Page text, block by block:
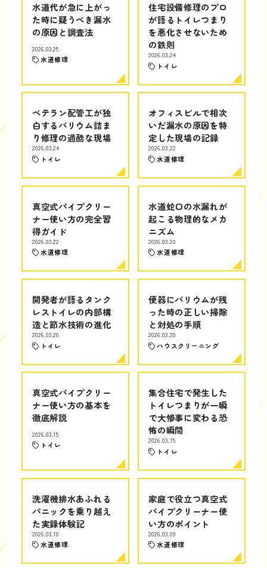
水道代が急に上がっ
た時に疑うべき漏水
の原因と調査法
2026.03.25
水道修理
住宅設備修理のプロ
が語るトイレつまり
を悪化させないため
の鉄則
2026.03.24
トイレ
ベテラン配管工が独
白するバリウム詰ま
り修理の過酷な現場
2026.03.24
トイレ
オフィスビルで相次
いだ漏水の原因を特
定した現場の記録
2026.03.22
水道修理
真空式パイプクリー
ナー使い方の完全習
得ガイド
2026.03.22
水道修理
水道蛇口の水漏れが
起こる物理的なメカ
ニズム
2026.03.20
水道修理
開発者が語るタンク
レストイレの内部構
造と節水技術の進化
2026.03.20
トイレ
便器にバリウムが残
った時の正しい掃除
と対処の手順
2026.03.20
ハウスクリーニング
真空式パイプクリー
ナー使い方の基本を
徹底解説
2026.03.15
トイレ
集合住宅で発生した
トイレつまりが一瞬
で大惨事に変わる恐
怖の瞬間
2026.03.15
トイレ
洗濯機排水あふれる
パニックを乗り越え
た実録体験記
2026.03.10
水道修理
家庭で役立つ真空式
パイプクリーナー使
い方のポイント
2026.03.09
水道修理